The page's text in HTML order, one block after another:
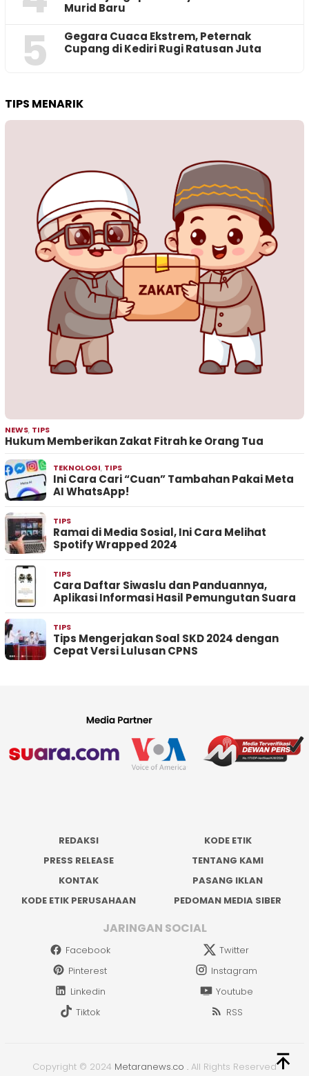
Murid Baru
5
‎Gegara Cuaca Ekstrem, Peternak
Cupang di Kediri Rugi Ratusan Juta
TIPS MENARIK
NEWS, TIPS
Hukum Memberikan Zakat Fitrah ke Orang Tua
TEKNOLOGI, TIPS
Ini Cara Cari “Cuan” Tambahan Pakai Meta
AI WhatsApp!
TIPS
Ramai di Media Sosial, Ini Cara Melihat
Spotify Wrapped 2024
TIPS
Cara Daftar Siwaslu dan Panduannya,
Aplikasi Informasi Hasil Pemungutan Suara
TIPS
Tips Mengerjakan Soal SKD 2024 dengan
Cepat Versi Lulusan CPNS
REDAKSI
KODE ETIK
PRESS RELEASE
TENTANG KAMI
KONTAK
PASANG IKLAN
KODE ETIK PERUSAHAAN
PEDOMAN MEDIA SIBER
JARINGAN SOCIAL
Facebook
Twitter
Pinterest
Instagram
Linkedin
Youtube
Tiktok
RSS
Copyright © 2024 Metaranews.co . All Rights Reserved